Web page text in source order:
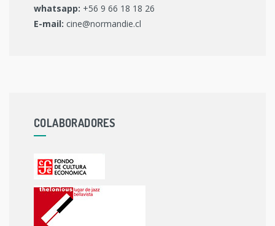
whatsapp: +56 9 66 18 18 26
E-mail: cine@normandie.cl
COLABORADORES